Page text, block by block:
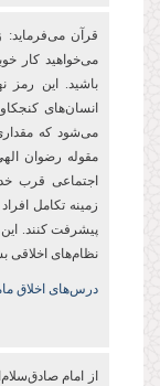
قرآن می‌فرماید:
می‌خواهید کار
باشید. این رمز
انسان‌های
می‌شود که
مقوله رضوان
اجتماعی قرب
زمینه تکامل
پیشرفت کنند.
نظام‌های اخلاقی
از امام